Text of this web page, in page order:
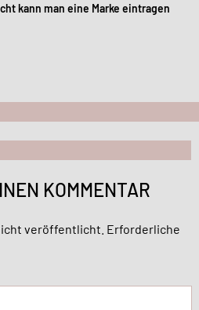
kann man eine Marke eintragen
KOMMENTAR
veröffentlicht. Erforderliche